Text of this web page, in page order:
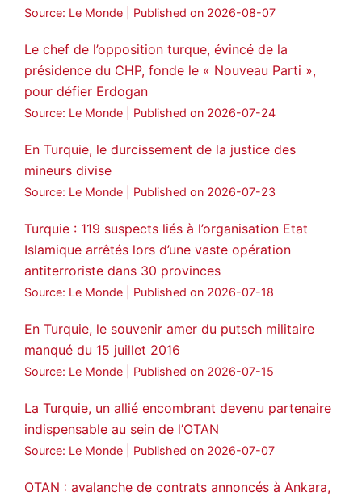
3 2 Twitter
Voir plus...
Source: Le Monde Published on 2026-08-07
Le chef de l’opposition turque, évincé de la
présidence du CHP, fonde le « Nouveau Parti »,
pour défier Erdogan
Source: Le Monde Published on 2026-07-24
En Turquie, le durcissement de la justice des
mineurs divise
Source: Le Monde Published on 2026-07-23
Turquie : 119 suspects liés à l’organisation Etat
Islamique arrêtés lors d’une vaste opération
antiterroriste dans 30 provinces
Source: Le Monde Published on 2026-07-18
En Turquie, le souvenir amer du putsch militaire
manqué du 15 juillet 2016
Source: Le Monde Published on 2026-07-15
La Turquie, un allié encombrant devenu partenaire
indispensable au sein de l’OTAN
Source: Le Monde Published on 2026-07-07
OTAN : avalanche de contrats annoncés à Ankara,